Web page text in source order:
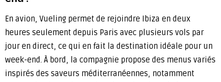
En avion, Vueling permet de rejoindre Ibiza en deux
heures seulement depuis Paris avec plusieurs vols par
jour en direct, ce qui en fait la destination idéale pour un
week-end. À bord, la compagnie propose des menus variés
inspirés des saveurs méditerranéennes, notamment